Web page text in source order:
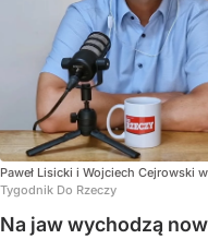
Paweł Lisicki i Wojciech Cejrowski
Tygodnik Do Rzeczy
Na jaw wychodzą